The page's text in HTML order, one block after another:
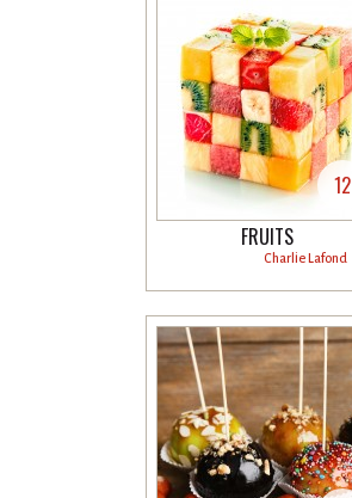
FRUITS
Charlie Lafond
12